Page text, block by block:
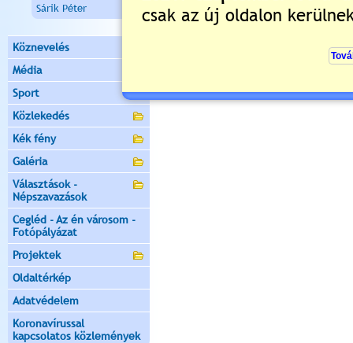
Sárik Péter
Köznevelés
Média
Sport
Közlekedés
Kék fény
Galéria
Választások -
Népszavazások
Cegléd - Az én városom -
Fotópályázat
Projektek
Oldaltérkép
Adatvédelem
Koronavírussal
kapcsolatos közlemények